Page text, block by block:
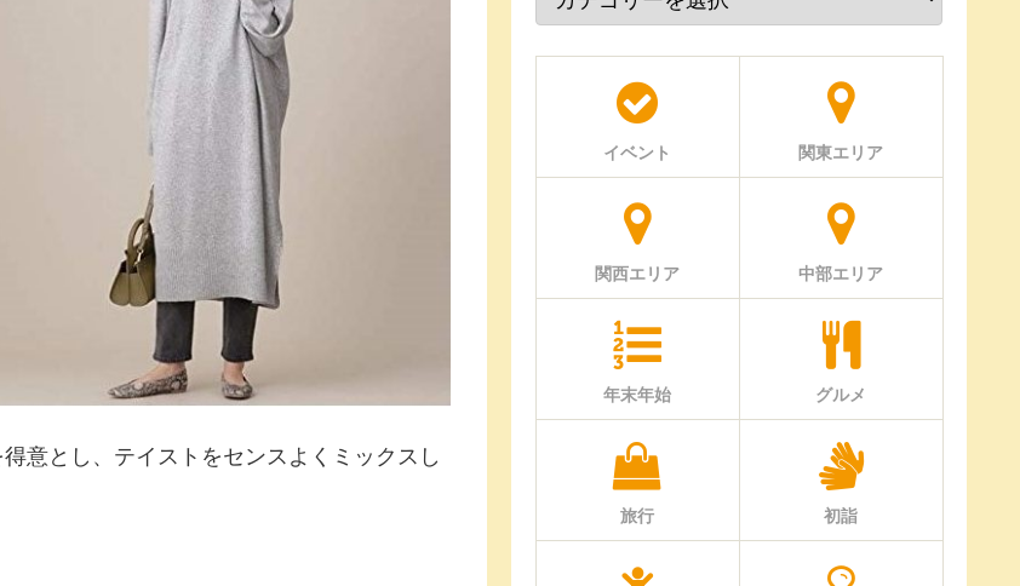
意とし、テイストをセンスよくミックスし
イベント 関東エリア
関西エリア 中部エリア
年末年始 グルメ
旅行 初詣